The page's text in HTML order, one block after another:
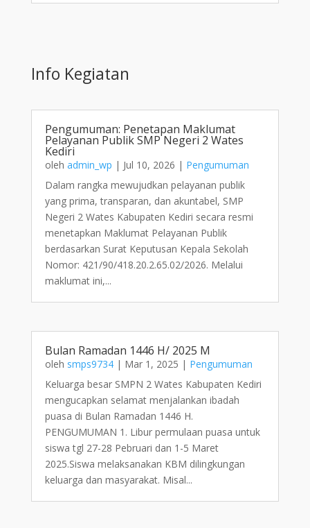
Info Kegiatan
Pengumuman: Penetapan Maklumat
Pelayanan Publik SMP Negeri 2 Wates
Kediri
oleh admin_wp | Jul 10, 2026 | Pengumuman
Dalam rangka mewujudkan pelayanan publik
yang prima, transparan, dan akuntabel, SMP
Negeri 2 Wates Kabupaten Kediri secara resmi
menetapkan Maklumat Pelayanan Publik
berdasarkan Surat Keputusan Kepala Sekolah
Nomor: 421/90/418.20.2.65.02/2026. Melalui
maklumat ini,...
Bulan Ramadan 1446 H/ 2025 M
oleh smps9734| Mar 1, 2025 | Pengumuman
Keluarga besar SMPN 2 Wates Kabupaten Kediri
mengucapkan selamat menjalankan ibadah
puasa di Bulan Ramadan 1446 H.
PENGUMUMAN 1. Libur permulaan puasa untuk
siswa tgl 27-28 Pebruari dan 1-5 Maret
2025.Siswa melaksanakan KBM dilingkungan
keluarga dan masyarakat. Misal...